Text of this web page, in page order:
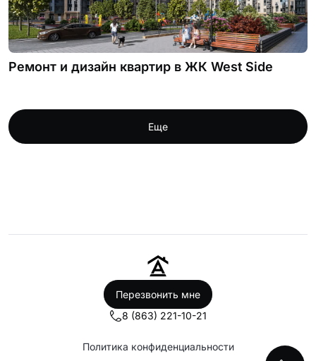
Ремонт и дизайн квартир в ЖК West Side
Еще
Перезвонить мне
8 (863) 221-10-21
Политика конфиденциальности